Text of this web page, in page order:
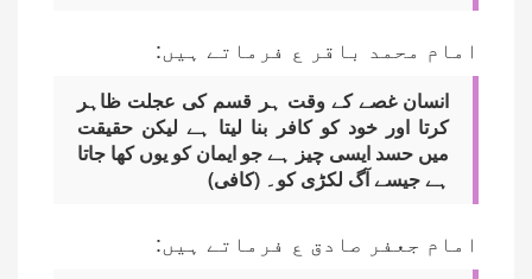
امام محمد باقر ع فرماتے ہیں:
انسان غصے کے وقت ہر قسم کی عجلت ظاہر
کرتا اور خود کو کافر بنا لیتا ہے لیکن حقیقت
میں حسد ایسی چیز ہے جو ایمان کو یوں کھا جاتا
ہے جیسے آگ لکڑی کو۔ (کافی)
امام جعفر صادق ع فرماتے ہیں: